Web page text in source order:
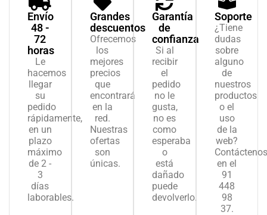
Envío
48 -
72
horas
Le
hacemos
llegar
su
pedido
rápidamente,
en un
plazo
máximo
de 2 -
3
días
laborables.
Grandes
descuentos
Ofrecemos
los
mejores
precios
que
encontrará
en la
red.
Nuestras
ofertas
son
únicas.
Garantía
de
confianza
Si al
recibir
el
pedido
no le
gusta,
no es
como
esperaba
o
está
dañado
puede
devolverlo.
Soporte
¿Tiene
dudas
sobre
alguno
de
nuestros
productos
o el
uso
de la
web?
Contáctenos
en el
91
448
98
37.